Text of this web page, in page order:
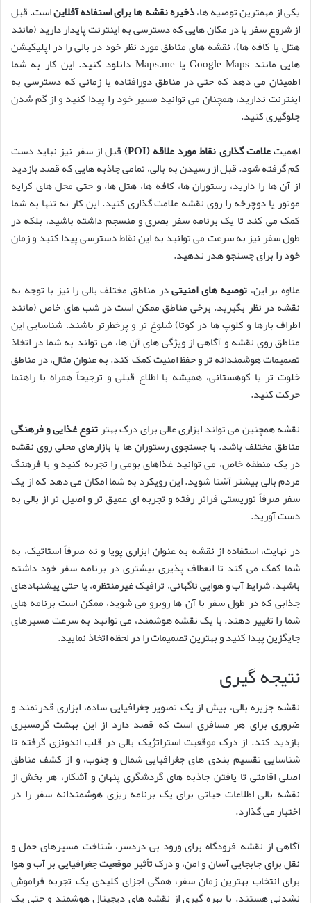
یکی از مهمترین توصیه ها،ذخیره نقشه ها برای استفاده آفلایناست. قبل
از شروع سفر یا در مکان هایی که دسترسی به اینترنت پایدار دارید (مانند
هتل یا کافه ها)، نقشه های مناطق مورد نظر خود در بالی را در اپلیکیشن
هایی مانند Google Maps یا Maps.me دانلود کنید. این کار به شما
اطمینان می دهد که حتی در مناطق دورافتاده یا زمانی که دسترسی به
اینترنت ندارید، همچنان می توانید مسیر خود را پیدا کنید و از گم شدن
جلوگیری کنید.
اهمیتعلامت گذاری نقاط مورد علاقه (POI)
قبل از سفر نیز نباید دست
کم گرفته شود. قبل از رسیدن به بالی، تمامی جاذبه هایی که قصد بازدید
از آن ها را دارید، رستوران ها، کافه ها، هتل ها، و حتی محل های کرایه
موتور یا دوچرخه را روی نقشه علامت گذاری کنید. این کار نه تنها به شما
کمک می کند تا یک برنامه سفر بصری و منسجم داشته باشید، بلکه در
طول سفر نیز به سرعت می توانید به این نقاط دسترسی پیدا کنید و زمان
خود را برای جستجو هدر ندهید.
علاوه بر این، توصیه های امنیتیدر مناطق مختلف بالی را نیز با توجه به
نقشه در نظر بگیرید. برخی مناطق ممکن است در شب های خاص (مانند
اطراف بارها و کلوپ ها در کوتا) شلوغ تر و پرخطرتر باشند. شناسایی این
مناطق روی نقشه و آگاهی از ویژگی های آن ها، می تواند به شما در اتخاذ
تصمیمات هوشمندانه تر و حفظ امنیت کمک کند. به عنوان مثال، در مناطق
خلوت تر یا کوهستانی، همیشه با اطلاع قبلی و ترجیحاً همراه با راهنما
حرکت کنید.
نقشه همچنین می تواند ابزاری عالی برای درک بهترتنوع غذایی و فرهنگی
مناطق مختلف باشد. با جستجوی رستوران ها یا بازارهای محلی روی نقشه
در یک منطقه خاص، می توانید غذاهای بومی را تجربه کنید و با فرهنگ
مردم بالی بیشتر آشنا شوید. این رویکرد به شما امکان می دهد که از یک
سفر صرفاً توریستی فراتر رفته و تجربه ای عمیق تر و اصیل تر از بالی به
دست آورید.
در نهایت، استفاده از نقشه به عنوان ابزاری پویا و نه صرفاً استاتیک، به
شما کمک می کند تا انعطاف پذیری بیشتری در برنامه سفر خود داشته
باشید. شرایط آب و هوایی ناگهانی، ترافیک غیرمنتظره، یا حتی پیشنهادهای
جذابی که در طول سفر با آن ها روبرو می شوید، ممکن است برنامه های
شما را تغییر دهند. با یک نقشه هوشمند، می توانید به سرعت مسیرهای
جایگزین پیدا کنید و بهترین تصمیمات را در لحظه اتخاذ نمایید.
نتیجه گیری
نقشه جزیره بالی، بیش از یک تصویر جغرافیایی ساده، ابزاری قدرتمند و
ضروری برای هر مسافری است که قصد دارد از این بهشت گرمسیری
بازدید کند. از درک موقعیت استراتژیک بالی در قلب اندونزی گرفته تا
شناسایی تقسیم بندی های جغرافیایی شمال و جنوب، و از کشف مناطق
اصلی اقامتی تا یافتن جاذبه های گردشگری پنهان و آشکار، هر بخش از
نقشه بالی اطلاعات حیاتی برای یک برنامه ریزی هوشمندانه سفر را در
اختیار می گذارد.
آگاهی از نقشه فرودگاه برای ورود بی دردسر، شناخت مسیرهای حمل و
نقل برای جابجایی آسان و امن، و درک تأثیر موقعیت جغرافیایی بر آب و هوا
برای انتخاب بهترین زمان سفر، همگی اجزای کلیدی یک تجربه فراموش
نشدنی هستند. با بهره گیری از نقشه های دیجیتال هوشمند و حتی یک